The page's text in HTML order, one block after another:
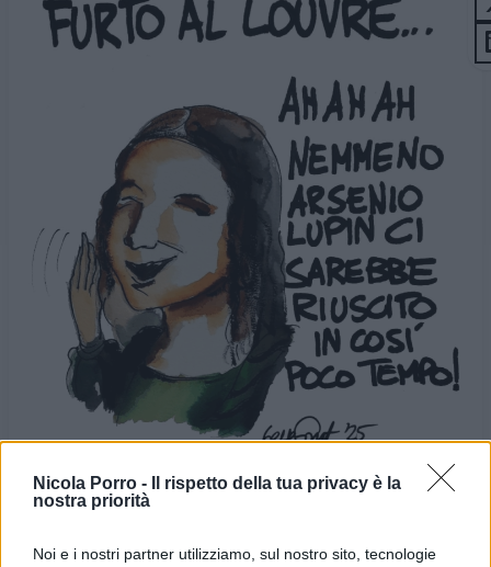
Nicola Porro -
Il rispetto della tua privacy è la
nostra priorità
Noi e i nostri partner utilizziamo, sul nostro sito, tecnologie